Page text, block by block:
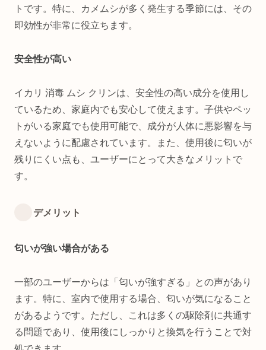
トです。特に、カメムシが多く発生する季節には、その
即効性が非常に役立ちます。
安全性が高い
イカリ 消毒 ムシ クリンは、安全性の高い成分を使用し
ているため、家庭内でも安心して使えます。子供やペッ
トがいる家庭でも使用可能で、成分が人体に悪影響を与
えないように配慮されています。また、使用後に匂いが
残りにくい点も、ユーザーにとって大きなメリットで
す。
デメリット
匂いが強い場合がある
一部のユーザーからは「匂いが強すぎる」との声があり
ます。特に、室内で使用する場合、匂いが気になること
があるようです。ただし、これは多くの駆除剤に共通す
る問題であり、使用後にしっかりと換気を行うことで対